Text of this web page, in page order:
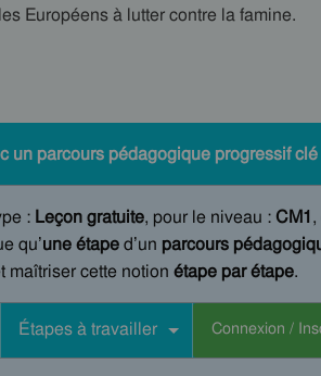
Européens à lutter contre la famine.
un parcours pédagogique progressif
: Leçon gratuite, pour le niveau :CM1
qu’une étaped’un parcours
maîtriser cette notion étape par étape.
Étapes à travailler Connexion /